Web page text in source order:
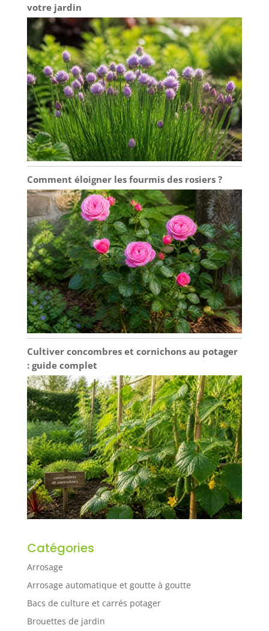
votre jardin
Comment éloigner les fourmis des rosiers ?
Cultiver concombres et cornichons au potager
: guide complet
Catégories
Arrosage
Arrosage automatique et goutte à goutte
Bacs de culture et carrés potager
Brouettes de jardin